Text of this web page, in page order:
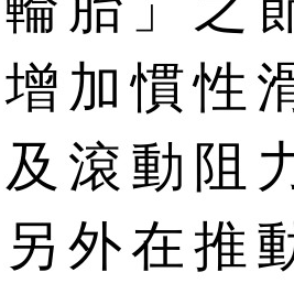
加慣性
滾動阻
另外在推